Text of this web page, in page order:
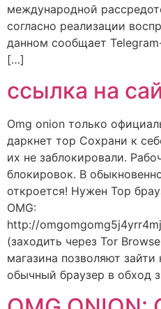
международной
согласно реализации
данном сообщает
[…]
ссылка на
Omg onion только
даркнет тор Сохрани к
их не заблокировали.
блокировок. В
откроется! Нужен Тор
OMG:
http://
(заходить через Tor
магазина позволяют
обычный браузер в обход